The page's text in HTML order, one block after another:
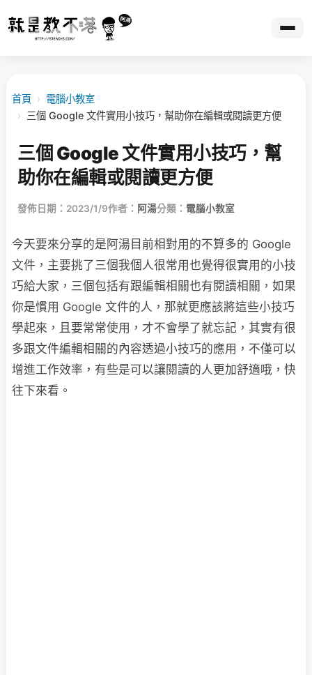
首頁 › 電腦小教室
› 三個 Google 文件實用小技巧，幫助你在編輯或閱讀更方便
三個 Google 文件實用小技巧，幫
助你在編輯或閱讀更方便
發佈日期：2023/1/9作者： 阿湯分類： 電腦小教室
今天要來分享的是阿湯目前相對用的不算多的 Google
文件，主要挑了三個我個人很常用也覺得很實用的小技
巧給大家，三個包括有跟編輯相關也有閱讀相關，如果
你是慣用 Google 文件的人，那就更應該將這些小技巧
學起來，且要常常使用，才不會學了就忘記，其實有很
多跟文件編輯相關的內容透過小技巧的應用，不僅可以
增進工作效率，有些是可以讓閱讀的人更加舒適哦，快
往下來看。